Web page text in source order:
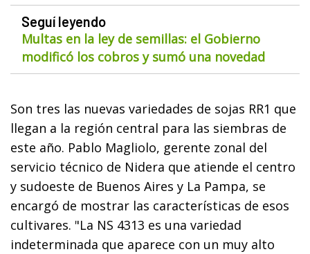
Seguí leyendo
Multas en la ley de semillas: el Gobierno
modificó los cobros y sumó una novedad
Son tres las nuevas variedades de sojas RR1 que
llegan a la región central para las siembras de
este año. Pablo Magliolo, gerente zonal del
servicio técnico de Nidera que atiende el centro
y sudoeste de Buenos Aires y La Pampa, se
encargó de mostrar las características de esos
cultivares. "La NS 4313 es una variedad
indeterminada que aparece con un muy alto